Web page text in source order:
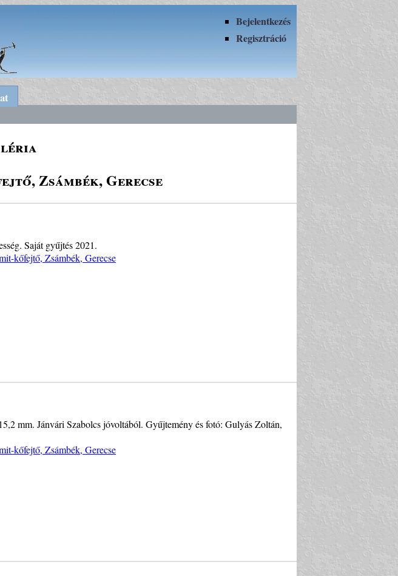
Bejelentkezés
Regisztráció
Zsámbék, Gerecse
Saját gyűjtés 2021.
kőfejtő, Zsámbék, Gerecse
mm. Jánvári Szabolcs jóvoltából. Gyűjtemény és fotó: Gulyás Zoltán,
kőfejtő, Zsámbék, Gerecse